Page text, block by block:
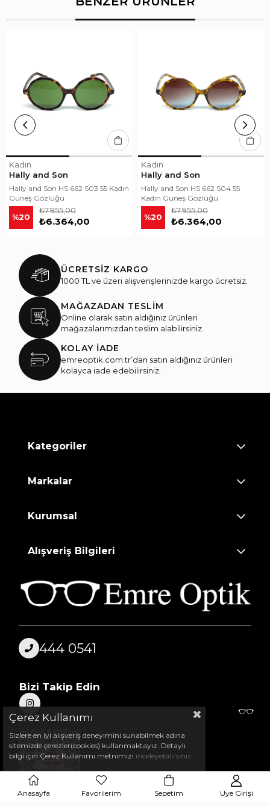
Kadın
Hally and Son
Hally and Son HS 662 S03 55 Kadın
Güneş Gözlüğü
%20 ₺6.364,00
₺7.955,00
Kadın
Hally and Son
Hally and Son HS 662 S04 55
Kadın Güneş Gözlüğü
%20 ₺6.364,00
₺7.955,00
ÜCRETSİZ KARGO
1000 TL ve üzeri alışverişlerinizde kargo ücretsiz.
MAĞAZADAN TESLİM
Online olarak satın aldığınız ürünleri
mağazalarımızdan teslim alabilirsiniz.
KOLAY İADE
emreoptik.com.tr’dan satın aldığınız ürünleri
kolayca iade edebilirsiniz.
Kategoriler
Markalar
Kurumsal
Alışveriş Bilgileri
444 0541
Bizi Takip Edin
Çerez Kullanımı
Sizlere en iyi alışveriş deneyimini sunabilmek adına
sitemizde çerezler(cookies) kullanmaktayız. Detaylı
bilgi için Çerez Kullanımı metnimizi inceleyebilirsiniz.
Anasayfa Favorilerim Sepetim Üye Girişi